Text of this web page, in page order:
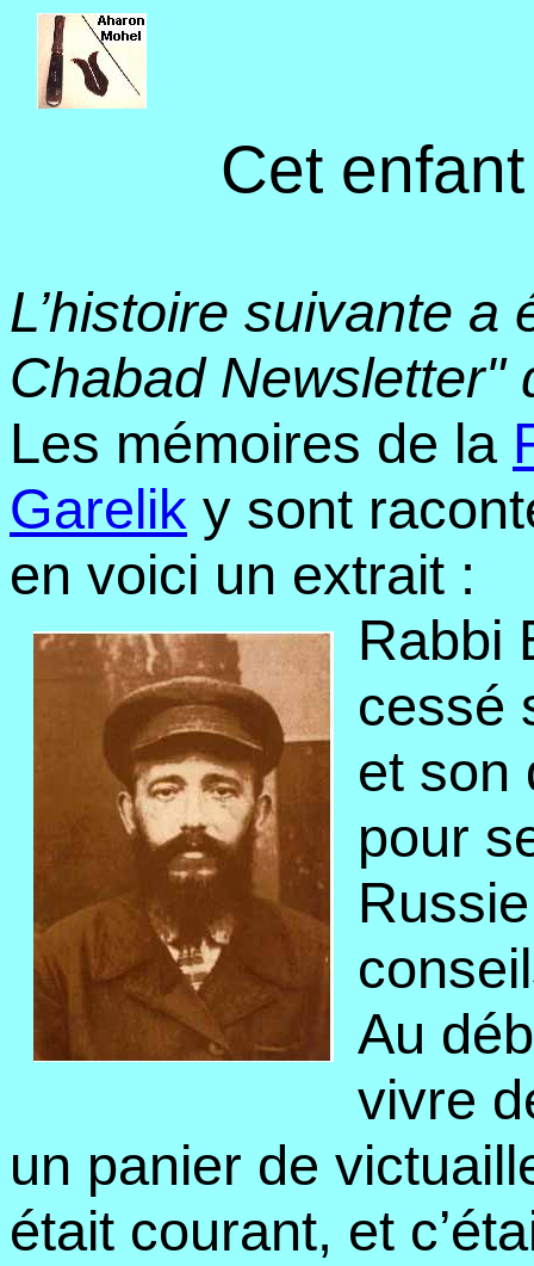
Cet
L’histoire suivante
Chabad Newsletter"
Les mémoires de la
Garelik y sont
en voici un extrait :
Rabbi
cessé
et son
pour
Au
vivre
un panier de
était courant, et